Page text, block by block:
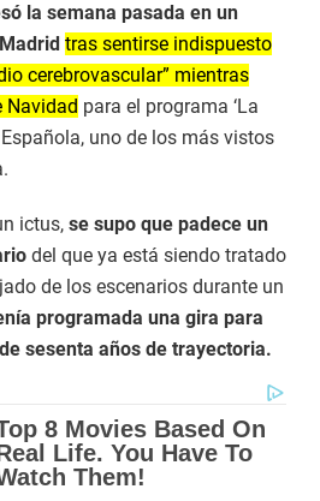
la semana pasada en un
tras sentirse indispuesto
cerebrovascular” mientras
Navidad para el programa ‘La
Española, uno de los más vistos
ictus, se supo que padece un
del que ya está siendo tratado
de los escenarios durante un
programada una gira para
sesenta años de trayectoria.